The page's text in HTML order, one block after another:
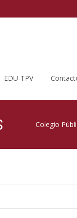
EDU-TPV
Colegio